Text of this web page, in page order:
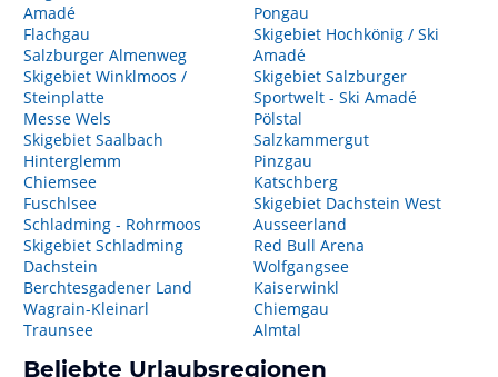
Amadé
Flachgau
Salzburger Almenweg
Skigebiet Winklmoos /
Steinplatte
Messe Wels
Skigebiet Saalbach
Hinterglemm
Chiemsee
Fuschlsee
Schladming - Rohrmoos
Skigebiet Schladming
Dachstein
Berchtesgadener Land
Wagrain-Kleinarl
Traunsee
Pongau
Skigebiet Hochkönig / Ski
Amadé
Skigebiet Salzburger
Sportwelt - Ski Amadé
Pölstal
Salzkammergut
Pinzgau
Katschberg
Skigebiet Dachstein West
Ausseerland
Red Bull Arena
Wolfgangsee
Kaiserwinkl
Chiemgau
Almtal
Beliebte Urlaubsregionen